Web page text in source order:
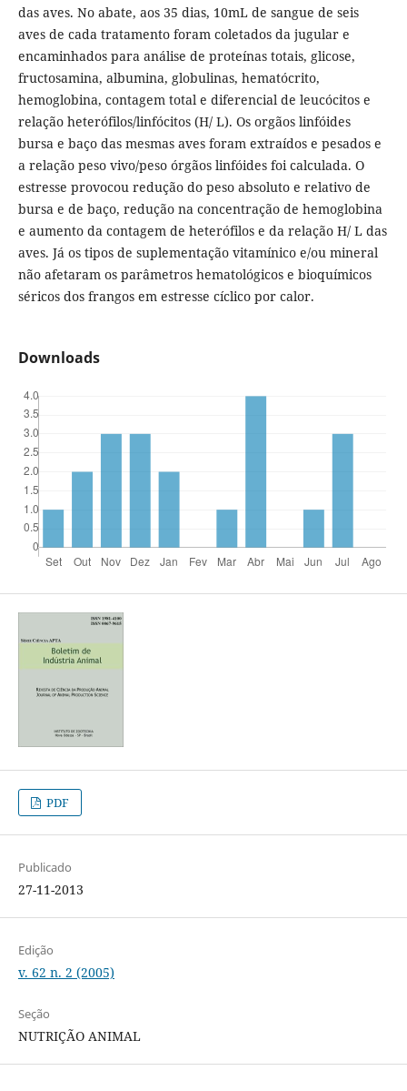
das aves. No abate, aos 35 dias, 10mL de sangue de seis
aves de cada tratamento foram coletados da jugular e
encaminhados para análise de proteínas totais, glicose,
fructosamina, albumina, globulinas, hematócrito,
hemoglobina, contagem total e diferencial de leucócitos e
relação heterófilos/linfócitos (H/ L). Os orgãos linfóides
bursa e baço das mesmas aves foram extraídos e pesados e
a relação peso vivo/peso órgãos linfóides foi calculada. O
estresse provocou redução do peso absoluto e relativo de
bursa e de baço, redução na concentração de hemoglobina
e aumento da contagem de heterófilos e da relação H/ L das
aves. Já os tipos de suplementação vitamínico e/ou mineral
não afetaram os parâmetros hematológicos e bioquímicos
séricos dos frangos em estresse cíclico por calor.
Downloads
PDF
Publicado
27-11-2013
Edição
v. 62 n. 2 (2005)
Seção
NUTRIÇÃO ANIMAL